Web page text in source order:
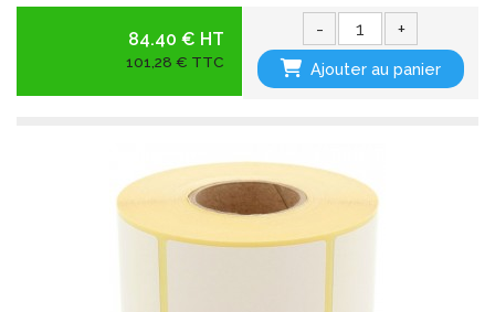
84.40 € HT
101,28 € TTC
- +
Ajouter au panier